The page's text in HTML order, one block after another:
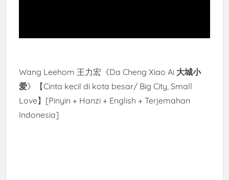
Wang Leehom 王力宏《Da Cheng Xiao Ai 大城小
爱》【Cinta kecil di kota besar/ Big City, Small
Love】[Pinyin + Hanzi + English + Terjemahan
Indonesia]